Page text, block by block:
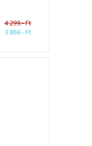
4 299.- Ft
3 869.- Ft